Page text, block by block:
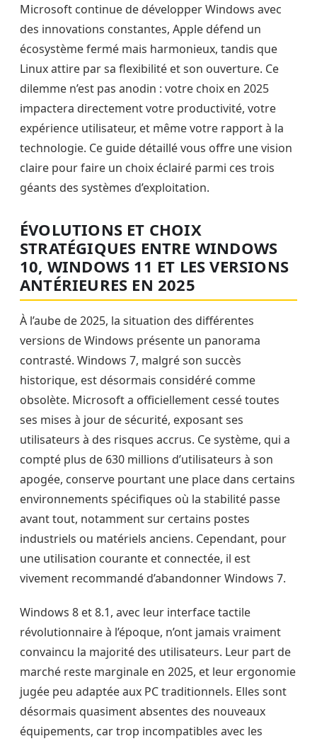
Microsoft continue de développer Windows avec
des innovations constantes, Apple défend un
écosystème fermé mais harmonieux, tandis que
Linux attire par sa flexibilité et son ouverture. Ce
dilemme n’est pas anodin : votre choix en 2025
impactera directement votre productivité, votre
expérience utilisateur, et même votre rapport à la
technologie. Ce guide détaillé vous offre une vision
claire pour faire un choix éclairé parmi ces trois
géants des systèmes d’exploitation.
ÉVOLUTIONS ET CHOIX
STRATÉGIQUES ENTRE WINDOWS
10, WINDOWS 11 ET LES VERSIONS
ANTÉRIEURES EN 2025
À l’aube de 2025, la situation des différentes
versions de Windows présente un panorama
contrasté. Windows 7, malgré son succès
historique, est désormais considéré comme
obsolète. Microsoft a officiellement cessé toutes
ses mises à jour de sécurité, exposant ses
utilisateurs à des risques accrus. Ce système, qui a
compté plus de 630 millions d’utilisateurs à son
apogée, conserve pourtant une place dans certains
environnements spécifiques où la stabilité passe
avant tout, notamment sur certains postes
industriels ou matériels anciens. Cependant, pour
une utilisation courante et connectée, il est
vivement recommandé d’abandonner Windows 7.
Windows 8 et 8.1, avec leur interface tactile
révolutionnaire à l’époque, n’ont jamais vraiment
convaincu la majorité des utilisateurs. Leur part de
marché reste marginale en 2025, et leur ergonomie
jugée peu adaptée aux PC traditionnels. Elles sont
désormais quasiment absentes des nouveaux
équipements, car trop incompatibles avec les